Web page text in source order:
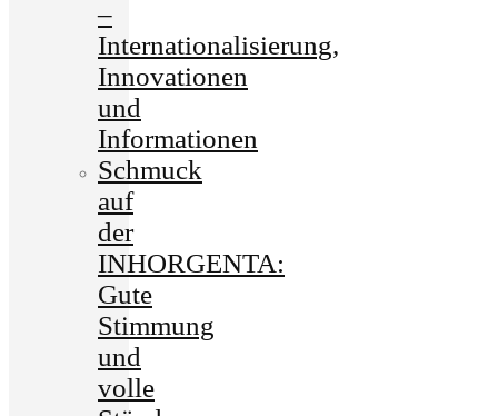
–
Internationalisierung,
Innovationen
und
Informationen
Schmuck
auf
der
INHORGENTA:
Gute
Stimmung
und
volle